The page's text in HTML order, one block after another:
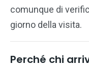
comunque di
giorno della visita.
Perché chi